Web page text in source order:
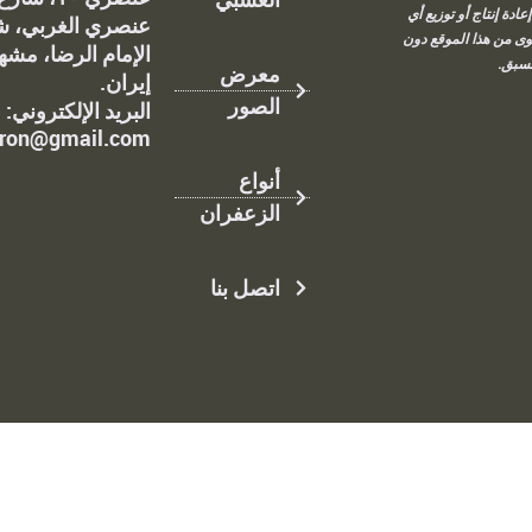
عنصري الغربي،
الإمام الرضا،
إيران.
البريد الإلكتروني:
معرض
الصور
أنواع
الزعفران
اتصل بنا
إنتاج أو توزيع أي
من هذا الموقع دون